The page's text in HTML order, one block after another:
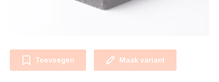
Toevoegen Maak variant